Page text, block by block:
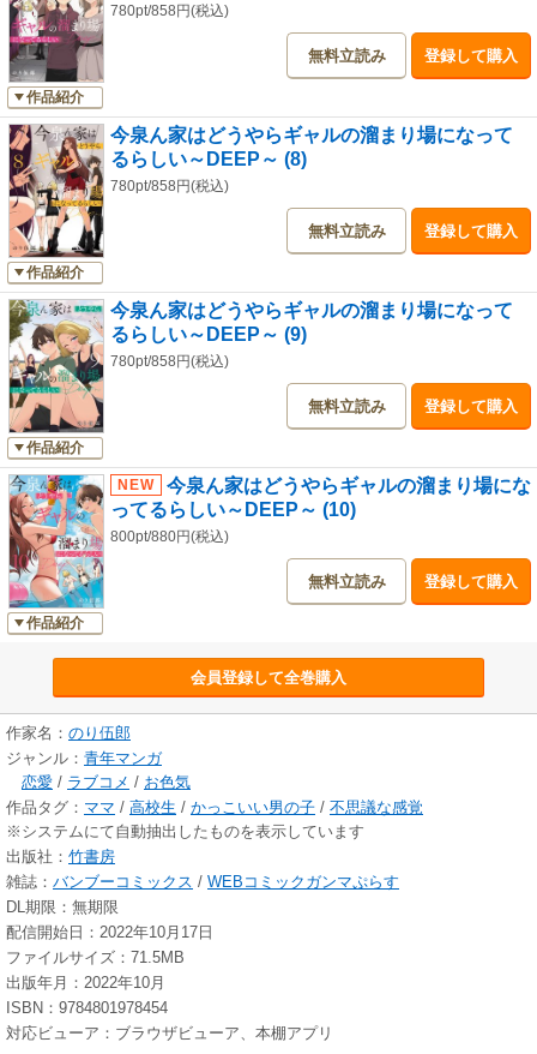
作品紹介
780pt/858円(税込)
無料立読み 登録して購入
作品紹介
今泉ん家はどうやらギャルの溜まり場になって
るらしい～DEEP～ (8)
780pt/858円(税込)
無料立読み 登録して購入
作品紹介
今泉ん家はどうやらギャルの溜まり場になって
るらしい～DEEP～ (9)
780pt/858円(税込)
無料立読み 登録して購入
作品紹介
今泉ん家はどうやらギャルの溜まり場にな
ってるらしい～DEEP～ (10)
800pt/880円(税込)
無料立読み 登録して購入
会員登録して全巻購入
作家名： のり伍郎
ジャンル： 青年マンガ
恋愛 / ラブコメ / お色気
作品タグ： ママ / 高校生 / かっこいい男の子 / 不思議な感覚
※システムにて自動抽出したものを表示しています
出版社： 竹書房
雑誌： バンブーコミックス / WEBコミックガンマぷらす
DL期限：無期限
配信開始日：2022年10月17日
ファイルサイズ：71.5MB
出版年月：2022年10月
ISBN：9784801978454
対応ビューア：ブラウザビューア、本棚アプリ